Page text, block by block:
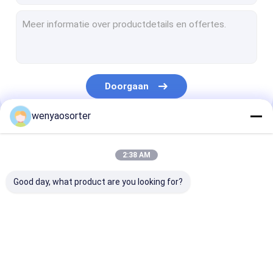
plastic kleurensorteermachine
Multifunctionele Kleurensorteerder
De Sorteerder van de notenkleur
Doorgaan
Onze Categorieën
wenyaosorter
2:38 AM
Good day, what product are you looking for?